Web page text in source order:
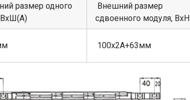
размер одного
ВхШ(А)
Внешний размер
сдвоенного модуля, ВхН
100х2А+63мм